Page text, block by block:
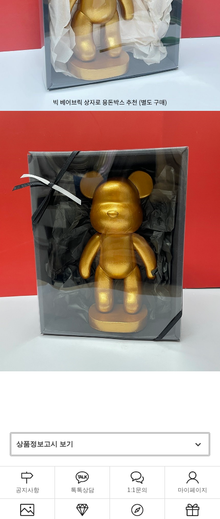
상품정보고시 보기
공지사항 톡톡상담 1:1문의 마이페이지